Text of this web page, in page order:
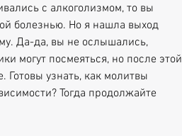
с алкоголизмом, то вы
болезнью. Но я нашла выход
Да-да, вы не ослышались,
могут посмеяться, но после этой
Готовы узнать, как молитвы
Тогда продолжайте